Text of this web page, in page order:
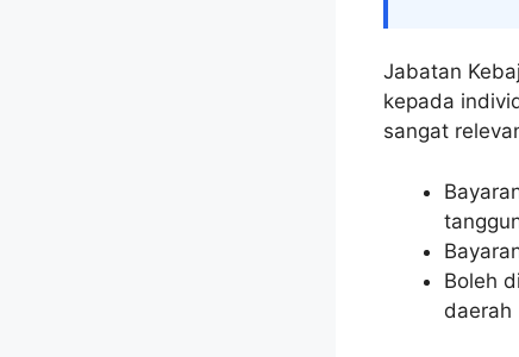
Jabatan
kepada
sangat
Boleh
daerah